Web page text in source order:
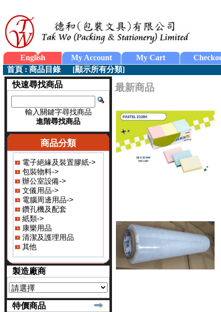
English My Account My Cart
首頁 : 商品目錄[顯示所有分類]
快速尋找商品
輸入關鍵字尋找商品
進階尋找商品
商品分類
電子絕緣及裝置膠紙->
包裝物料->
辦公室設備->
文儀用品->
電腦周邊用品->
鑽孔機及配套
紙類->
康樂用品
清潔及護理用品
其他
製造廠商
特價商品
最新商品